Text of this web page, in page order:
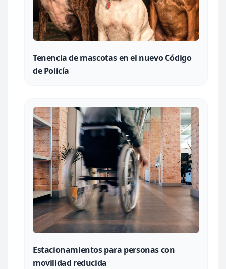
Tenencia de mascotas en el nuevo Código
de Policía
Estacionamientos para personas con
movilidad reducida